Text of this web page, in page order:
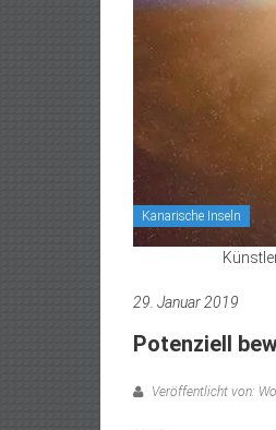
Kanarische Inseln
29. Januar 2019
Potenziell
Veröffentlicht von: